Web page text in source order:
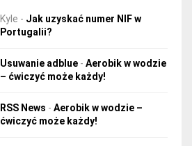
Kyle - Jak uzyskać numer NIF w
Portugalii?
Usuwanie adblue- Aerobik w wodzie
– ćwiczyć może każdy!
RSS News - Aerobik w wodzie –
ćwiczyć może każdy!